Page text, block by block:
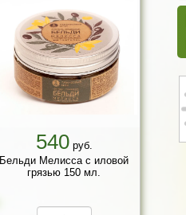
540руб.
Бельди Мелисса с иловой
грязью 150 мл.